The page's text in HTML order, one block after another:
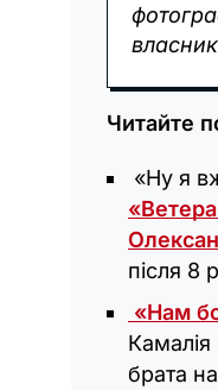
Читайте
«Ну я
після 8
«Нам
брата